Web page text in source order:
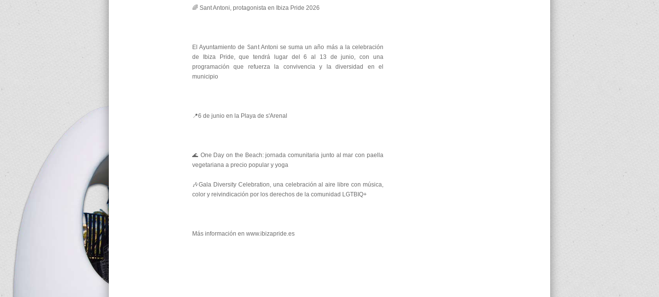
🌈 Sant Antoni, protagonista en Ibiza Pride 2026
El Ayuntamiento de Sant Antoni se suma un año más a la celebración
de Ibiza Pride, que tendrá lugar del 6 al 13 de junio, con una
programación que refuerza la convivencia y la diversidad en el
municipio
📍6 de junio en la Playa de s'Arenal
🌊 One Day on the Beach: jornada comunitaria junto al mar con paella
vegetariana a precio popular y yoga
🎶Gala Diversity Celebration, una celebración al aire libre con música,
color y reivindicación por los derechos de la comunidad LGTBIQ+
Más información en www.ibizapride.es